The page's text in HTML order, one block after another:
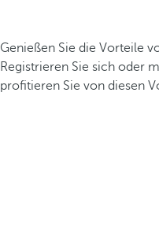
Genießen Sie die Vorteile
Registrieren Sie sich oder
profitieren Sie von diesen